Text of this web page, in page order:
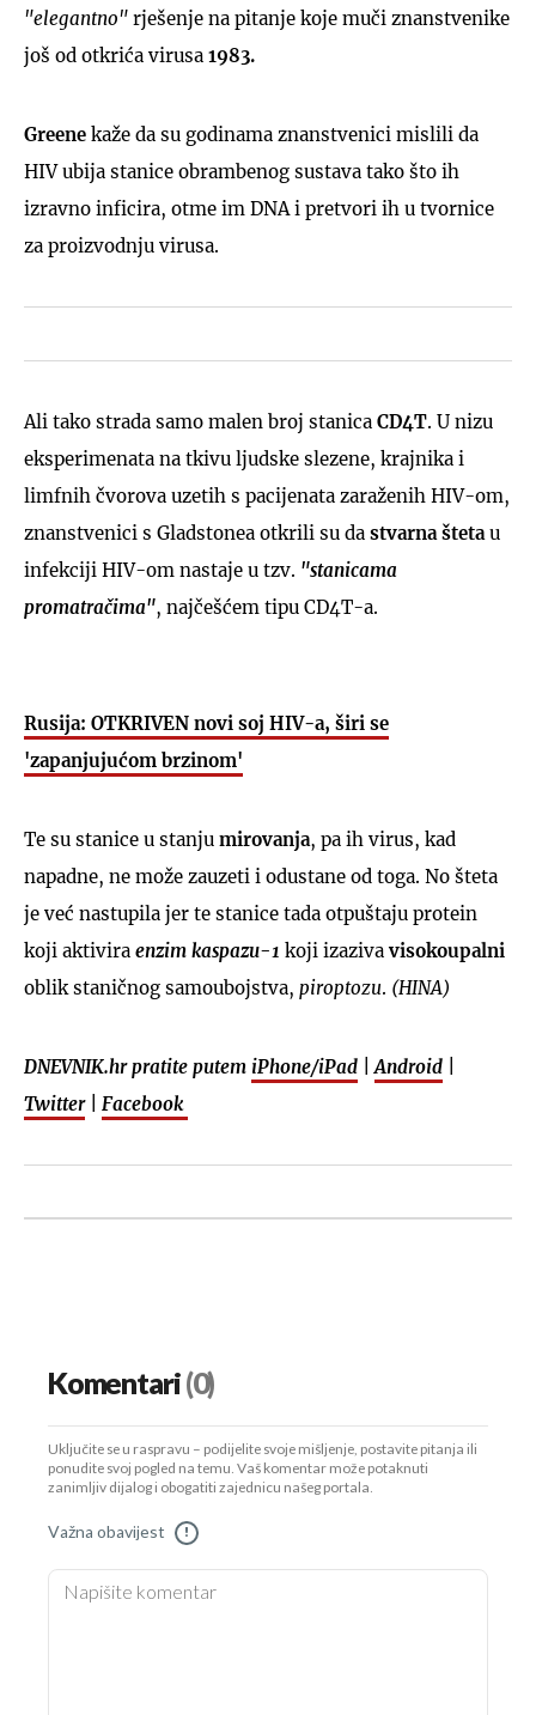
"elegantno" rješenje na pitanje koje muči znanstvenike
još od otkrića virusa 1983.
Greene kaže da su godinama znanstvenici mislili da
HIV ubija stanice obrambenog sustava tako što ih
izravno inficira, otme im DNA i pretvori ih u tvornice
za proizvodnju virusa.
Ali tako strada samo malen broj stanica CD4T. U nizu
eksperimenata na tkivu ljudske slezene, krajnika i
limfnih čvorova uzetih s pacijenata zaraženih HIV-om,
znanstvenici s Gladstonea otkrili su da stvarna šteta u
infekciji HIV-om nastaje u tzv. "stanicama
promatračima", najčešćem tipu CD4T-a.
Rusija: OTKRIVEN novi soj HIV-a, širi se
'zapanjujućom brzinom'
Te su stanice u stanju mirovanja, pa ih virus, kad
napadne, ne može zauzeti i odustane od toga. No šteta
je već nastupila jer te stanice tada otpuštaju protein
koji aktivira enzim kaspazu-1 koji izazivavisokoupalni
oblik staničnog samoubojstva, piroptozu. (HINA)
DNEVNIK.hr pratite putem iPhone/iPad Android
Twitter| Facebook
Komentari(0)
Uključite se u raspravu – podijelite svoje mišljenje, postavite pitanja ili
ponudite svoj pogled na temu. Vaš komentar može potaknuti
zanimljiv dijalog i obogatiti zajednicu našeg portala.
Važna obavijest !